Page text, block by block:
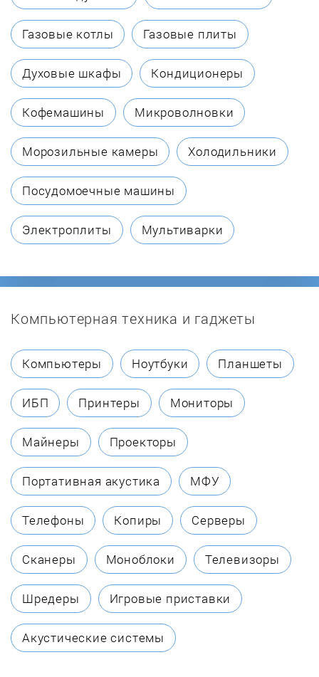
Biol
Borinskoe
Bosch
Buderus
BURNiT
Coleman
Dakon
Danko
Dantex
DanVex
De Dietrich
Defro
DON
Газовые котлы Газовые плиты
Духовые шкафы Кондиционеры
Кофемашины Микроволновки
Морозильные камеры Холодильники
Посудомоечные машины
Электроплиты Мультиварки
Компьютерная техника и гаджеты
Компьютеры Ноутбуки Планшеты
ИБП Принтеры Мониторы
Майнеры Проекторы
Портативная акустика МФУ
Телефоны Копиры Серверы
Сканеры Моноблоки Телевизоры
Шредеры Игровые приставки
Акустические системы